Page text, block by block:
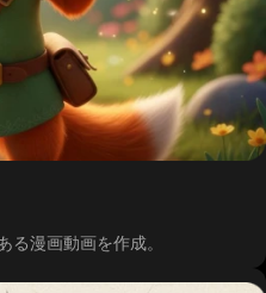
る漫画動画を作成。